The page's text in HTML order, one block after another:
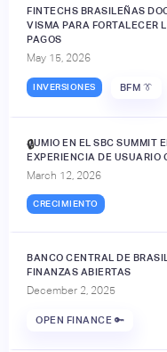
FINTECHS BRASILEÑAS
VISMA PARA FORTALECER
PAGOS
May 15, 2026
INVERSIONES BFM 👔
JUMIO EN EL SBC SUMMIT
EXPERIENCIA DE USUARIO
March 12, 2026
CRECIMIENTO
🔒
BANCO CENTRAL DE
FINANZAS ABIERTAS
December 2, 2025
OPEN FINANCE 🔑